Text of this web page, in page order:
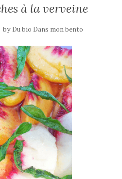
à la verveine
by Du bio Dans mon bento